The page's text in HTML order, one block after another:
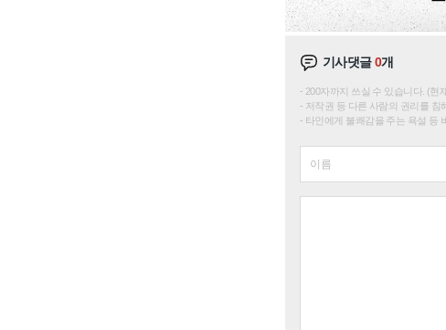
기사댓글0개
200자까지 쓰실 수 있습니다. (현
저작권 등 다른 사람의 권리를 침
타인에게 불쾌감을 주는 욕설 등